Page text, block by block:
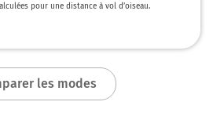
pour une distance à vol d’oiseau.
les modes